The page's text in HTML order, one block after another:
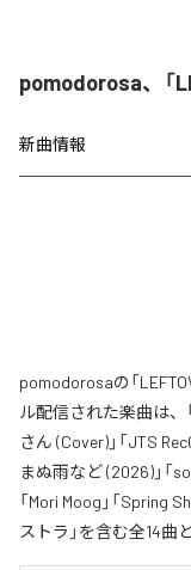
pomodorosa、「
新曲情報
pomodorosaの「
ル配信された楽曲は、
さん (Cover)」「JTS
まぬ雨など (2026)」「
「Mori Moog」「Spring
ストラ」を含む全14曲